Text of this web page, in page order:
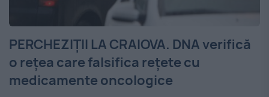
PERCHEZIȚII LA CRAIOVA. DNA verifică
o rețea care falsifica rețete cu
medicamente oncologice